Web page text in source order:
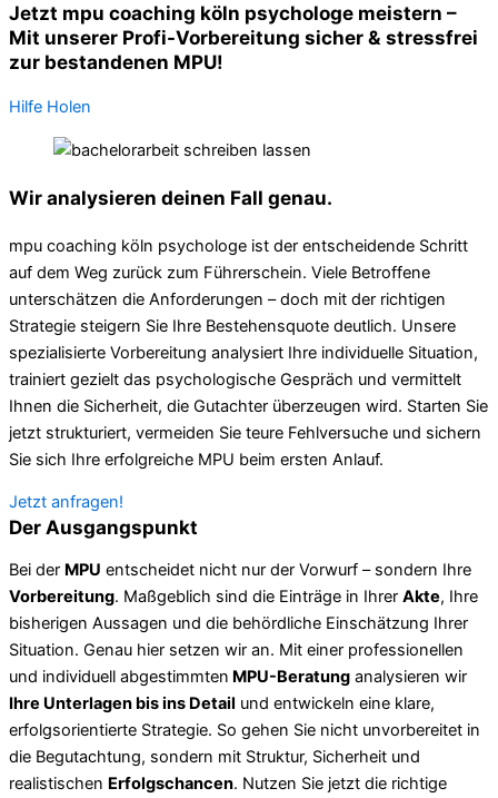
Jetzt mpu coaching köln psychologe meistern –
Mit unserer Profi-Vorbereitung sicher & stressfrei
zur bestandenen MPU!
Hilfe Holen
Wir analysieren deinen Fall genau.
mpu coaching köln psychologe ist der entscheidende Schritt
auf dem Weg zurück zum Führerschein. Viele Betroffene
unterschätzen die Anforderungen – doch mit der richtigen
Strategie steigern Sie Ihre Bestehensquote deutlich. Unsere
spezialisierte Vorbereitung analysiert Ihre individuelle Situation,
trainiert gezielt das psychologische Gespräch und vermittelt
Ihnen die Sicherheit, die Gutachter überzeugen wird. Starten Sie
jetzt strukturiert, vermeiden Sie teure Fehlversuche und sichern
Sie sich Ihre erfolgreiche MPU beim ersten Anlauf.
Jetzt anfragen!
Der Ausgangspunkt
Bei der MPU entscheidet nicht nur der Vorwurf – sondern Ihre
Vorbereitung. Maßgeblich sind die Einträge in Ihrer Akte, Ihre
bisherigen Aussagen und die behördliche Einschätzung Ihrer
Situation. Genau hier setzen wir an. Mit einer professionellen
und individuell abgestimmten MPU-Beratung analysieren wir
Ihre Unterlagen bis ins Detail und entwickeln eine klare,
erfolgsorientierte Strategie. So gehen Sie nicht unvorbereitet in
die Begutachtung, sondern mit Struktur, Sicherheit und
realistischen Erfolgschancen. Nutzen Sie jetzt die richtige